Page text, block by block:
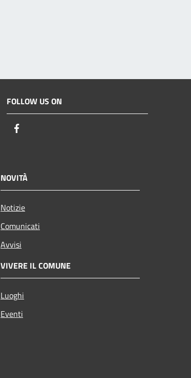
FOLLOW US ON
NOVITÀ
Notizie
Comunicati
Avvisi
VIVERE IL COMUNE
Luoghi
Eventi